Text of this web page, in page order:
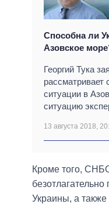
Способна ли
Азовское
Георгий Тука
рассматривает
ситуации в
ситуацию
13 августа 2018,
Кроме того,
Украины, а